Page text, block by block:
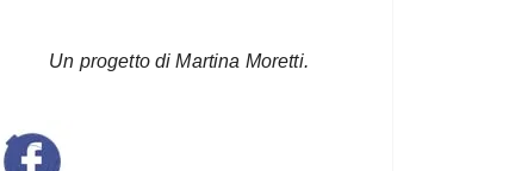
Un progetto di Martina Moretti.